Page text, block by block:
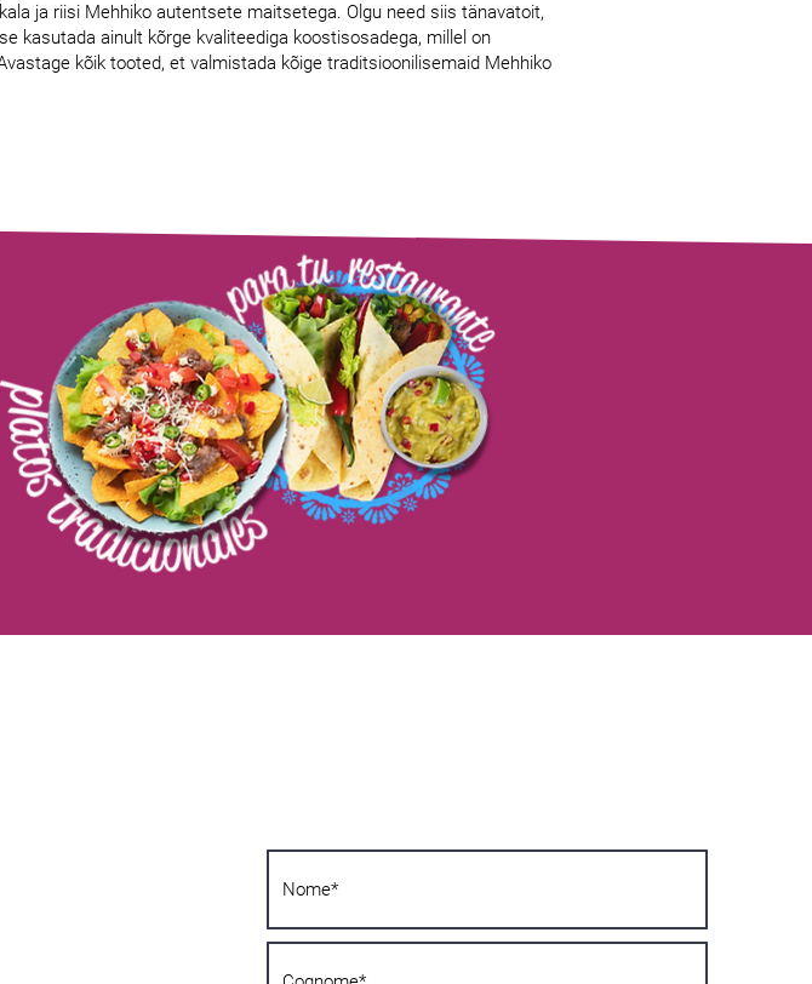
ja riisi Mehhiko autentsete maitsetega. Olgu need siis tänavatoit,
kasutada ainult kõrge kvaliteediga koostisosadega, millel on
kõik tooted, et valmistada kõige traditsioonilisemaid Mehhiko